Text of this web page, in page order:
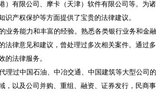
港）有限公司、摩卡（天津）软件有限公司等。为
产权保护等方面提供了宝贵的法律建议。
业务能力和丰富的经验。熟悉各类银行业务和金
法律意见和建议，曾处理过多次相关案件。通过
的法律服务。
理过中国石油、中冶交通、中国建筑等大型公司
，以及公司并购、重组、融资、证券发行，民商